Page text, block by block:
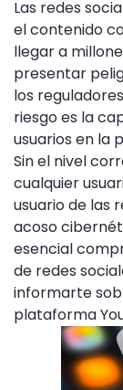
Las redes
el contenido
llegar a
presentar
los
riesgo es la
usuarios en la
Sin el nivel
cualquier
usuario de las
acoso
esencial
de redes
informarte
plataforma